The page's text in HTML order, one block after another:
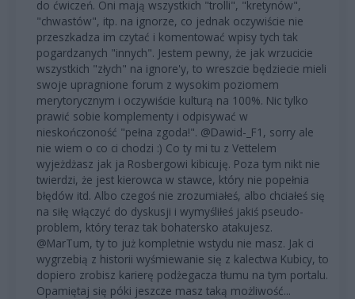
do ćwiczeń. Oni mają wszystkich "trolli", "kretynów",
"chwastów", itp. na ignorze, co jednak oczywiście nie
przeszkadza im czytać i komentować wpisy tych tak
pogardzanych "innych". Jestem pewny, że jak wrzucicie
wszystkich "złych" na ignore'y, to wreszcie będziecie mieli
swoje upragnione forum z wysokim poziomem
merytorycznym i oczywiście kulturą na 100%. Nic tylko
prawić sobie komplementy i odpisywać w
nieskończoność "pełna zgoda!". @Dawid-_F1, sorry ale
nie wiem o co ci chodzi :) Co ty mi tu z Vettelem
wyjeżdżasz jak ja Rosbergowi kibicuję. Poza tym nikt nie
twierdzi, że jest kierowca w stawce, który nie popełnia
błędów itd. Albo czegoś nie zrozumiałeś, albo chciałeś się
na siłę włączyć do dyskusji i wymyśliłeś jakiś pseudo-
problem, który teraz tak bohatersko atakujesz.
@MarTum, ty to już kompletnie wstydu nie masz. Jak ci
wygrzebią z historii wyśmiewanie się z kalectwa Kubicy, to
dopiero zrobisz karierę podżegacza tłumu na tym portalu.
Opamiętaj się póki jeszcze masz taką możliwość...